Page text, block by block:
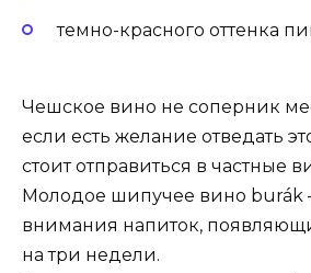
темно-красного оттенка
Чешское вино не соперник
если есть желание отведать
стоит отправиться в частные
Молодое шипучее вино burák
внимания напиток,
на три недели.